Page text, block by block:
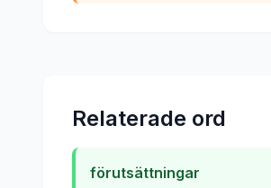
Relaterade ord
förutsättningar